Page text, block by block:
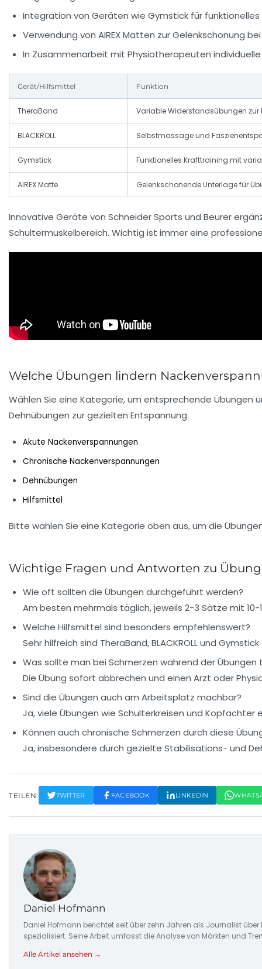
Integration von Geräten wie Gymstick für funktionelles
Verwendung von AIREX Matten zur Gelenkschonung
In Zusammenarbeit mit Physiotherapeuten
Gerät/Hilfsmittel Funktion
TheraBand Variable Widerstandsübungen zur
BLACKROLL Selbstmassage und
Gymstick Funktionelles Krafttraining mit
AIREX Matte Gelenkschonende Unterlage für
Innovative Geräte von Schneider Sports und Beurer
Schultermuskelbereich. Wichtig ist immer eine
Welche Übungen lindern
Wählen Sie eine Kategorie, um entsprechende Übungen
Dehnübungen zur gezielten Entspannung.
Akute Nackenverspannungen
Chronische Nackenverspannungen
Dehnübungen
Hilfsmittel
Bitte wählen Sie eine Kategorie oben aus, um die
Wichtige Fragen und Antworten zu
Wie oft sollten die Übungen durchgeführt werden?
Am besten mehrmals täglich, jeweils 2-3 Sätze mit
Welche Hilfsmittel sind besonders empfehlenswert?
Sehr hilfreich sind TheraBand, BLACKROLL und
Was sollte man bei Schmerzen während der Übungen
Die Übung sofort abbrechen und einen Arzt oder
Sind die Übungen auch am Arbeitsplatz machbar?
Ja, viele Übungen wie Schulterkreisen und Kopfachter
Können auch chronische Schmerzen durch diese
Ja, insbesondere durch gezielte Stabilisations- und
TEILEN: TWITTER FACEBOOK LINKEDIN
Daniel Hofmann
Daniel Hofmann berichtet seit über zehn Jahren als Journalist
spezialisiert. Seine Arbeit umfasst die Analyse von Märkten und
Alle Artikel ansehen →